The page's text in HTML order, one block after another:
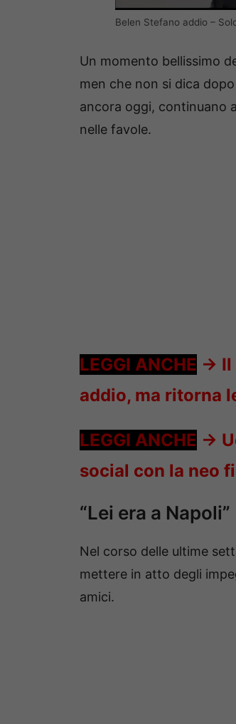
Belen Stefano addio –
Un momento bellissimo
men che non si dica
ancora oggi, continuano
nelle favole.
LEGGI ANCHE -> Il
addio, ma ritorna
LEGGI ANCHE ->
social con la neo
“Lei era a Napoli”
Nel corso delle ultime
mettere in atto degli
amici.